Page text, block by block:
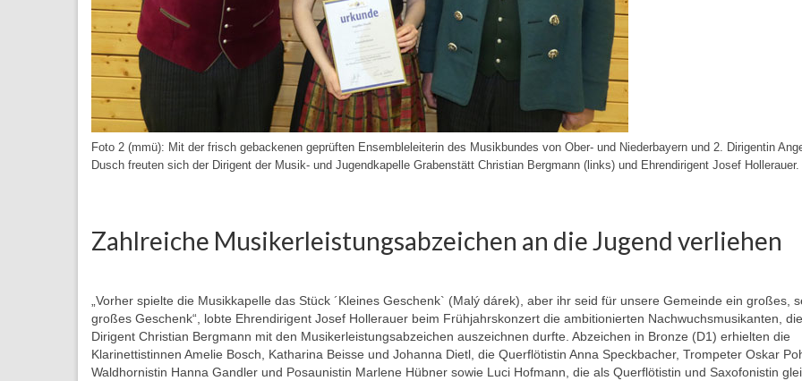
Foto 2 (mmü): Mit der frisch gebackenen geprüften Ensembleleiterin des Musikbundes von Ober- und Niederbayern und 2. Dirigentin
Dusch freuten sich der Dirigent der Musik- und Jugendkapelle Grabenstätt Christian Bergmann (links) und Ehrendirigent Josef Hollerauer.
Zahlreiche Musikerleistungsabzeichen an die Jugend verliehen
„Vorher spielte die Musikkapelle das Stück ´Kleines Geschenk` (Malý dárek), aber ihr seid für unsere Gemeinde ein großes,
großes Geschenk“, lobte Ehrendirigent Josef Hollerauer beim Frühjahrskonzert die ambitionierten Nachwuchsmusikanten,
Dirigent Christian Bergmann mit den Musikerleistungsabzeichen auszeichnen durfte. Abzeichen in Bronze (D1) erhielten die
Klarinettistinnen Amelie Bosch, Katharina Beisse und Johanna Dietl, die Querflötistin Anna Speckbacher, Trompeter Oskar
Waldhornistin Hanna Gandler und Posaunistin Marlene Hübner sowie Luci Hofmann, die als Querflötistin und Saxofonistin